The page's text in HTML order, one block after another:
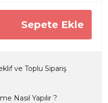
Sepete Ekle
ve Toplu Sipariş
Nasıl Yapılır ?